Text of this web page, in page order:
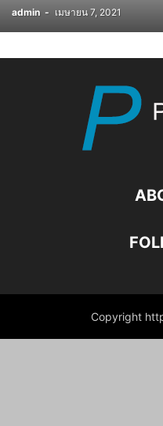
admin - เมษายน 7, 2021
Copyright